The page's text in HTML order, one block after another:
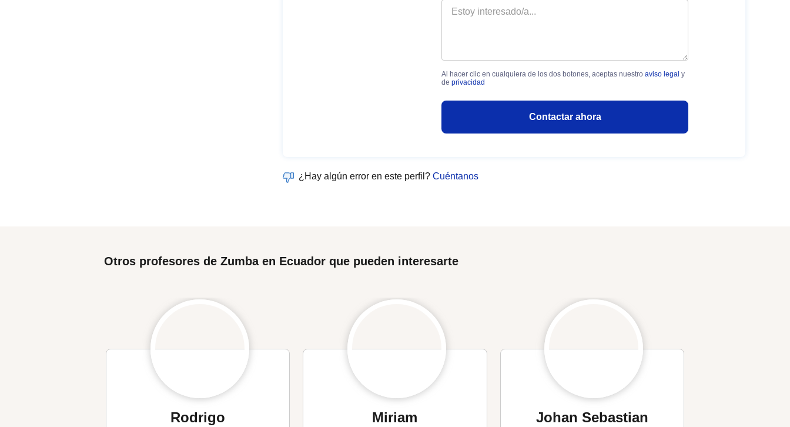
Al hacer clic en cualquiera de los dos botones, aceptas nuestroaviso legal y
deprivacidad
Contactar ahora
¿Hay algún error en este perfil?Cuéntanos
Otros profesores de Zumba en Ecuador que pueden interesarte
Rodrigo Miriam
Johan Sebastian